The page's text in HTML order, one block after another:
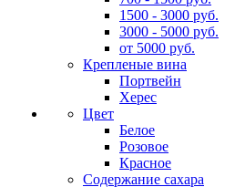
1500 - 3000 руб.
3000 - 5000 руб.
от 5000 руб.
Крепленые вина
Портвейн
Херес
Цвет
Белое
Розовое
Красное
Содержание сахара